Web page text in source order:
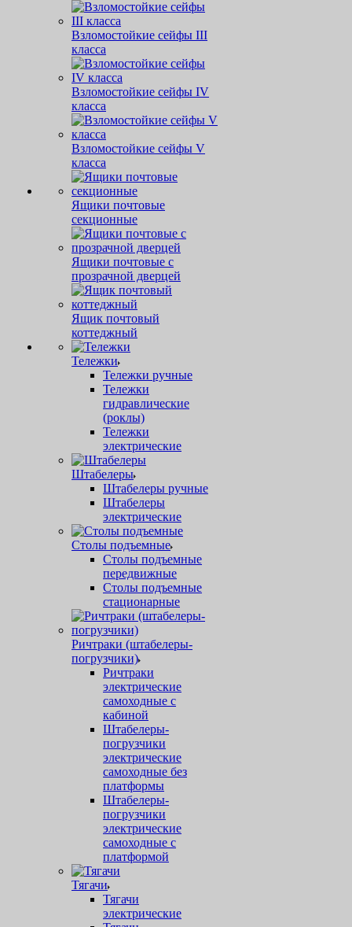
Взломостойкие сейфы III
класса
Взломостойкие сейфы IV
класса
Взломостойкие сейфы V
класса
Ящики почтовые
секционные
Ящики почтовые с
прозрачной дверцей
Ящик почтовый
коттеджный
Тележки
Тележки ручные
Тележки
гидравлические
(роклы)
Тележки
электрические
Штабелеры
Штабелеры ручные
Штабелеры
электрические
Столы подъемные
Столы подъемные
передвижные
Столы подъемные
стационарные
Ричтраки (штабелеры-
погрузчики)
Ричтраки
электрические
самоходные с
кабиной
Штабелеры-
погрузчики
электрические
самоходные без
платформы
Штабелеры-
погрузчики
электрические
самоходные с
платформой
Тягачи
Тягачи
электрические